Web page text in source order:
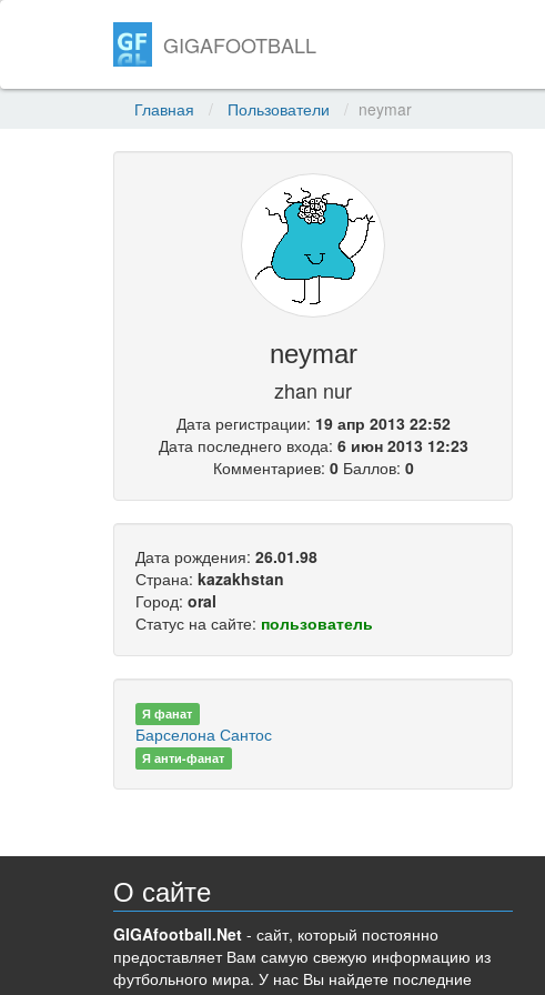
GIGAFOOTBALL
Главная Пользователи neymar
neymar
zhan nur
Дата регистрации: 19 апр 2013 22:52
Дата последнего входа: 6 июн 2013 12:23
Комментариев: 0Баллов: 0
Дата рождения: 26.01.98
Страна: kazakhstan
Город: oral
Статус на сайте: пользователь
Яфанат
Барселона Сантос
Яанти-фанат
О сайте
GIGAfootball.Net - сайт, который постоянно
предоставляет Вам самую свежую информацию из
футбольного мира. У нас Вы найдете последние